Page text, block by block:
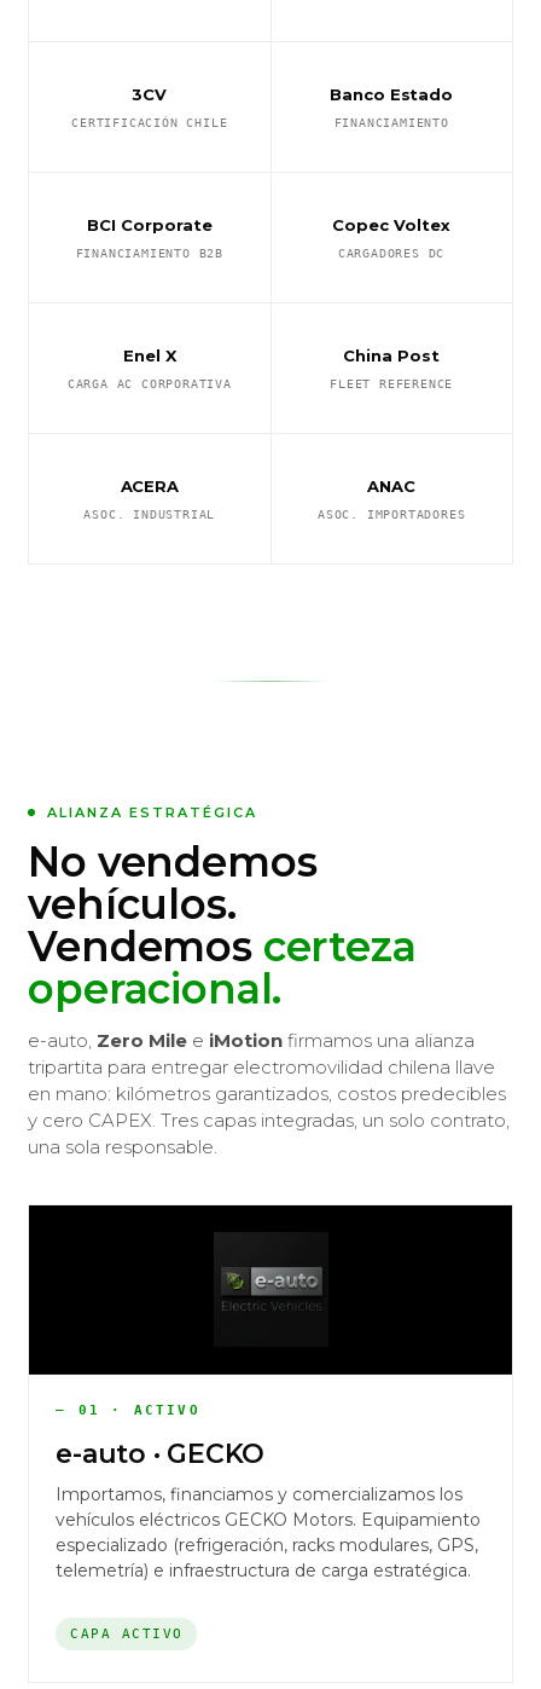
3CV
CERTIFICACIÓN CHILE
Banco Estado
FINANCIAMIENTO
BCI Corporate
FINANCIAMIENTO B2B
Copec Voltex
CARGADORES DC
Enel X
CARGA AC CORPORATIVA
China Post
FLEET REFERENCE
ACERA
ASOC. INDUSTRIAL
ANAC
ASOC. IMPORTADORES
ALIANZA ESTRATÉGICA
No vendemos
vehículos.
Vendemos certeza
operacional.
e-auto, Zero Mile e iMotion firmamos una alianza
tripartita para entregar electromovilidad chilena llave
en mano: kilómetros garantizados, costos predecibles
y cero CAPEX. Tres capas integradas, un solo contrato,
una sola responsable.
— 01 · ACTIVO
e-auto · GECKO
Importamos, financiamos y comercializamos los
vehículos eléctricos GECKO Motors. Equipamiento
especializado (refrigeración, racks modulares, GPS,
telemetría) e infraestructura de carga estratégica.
CAPA ACTIVO